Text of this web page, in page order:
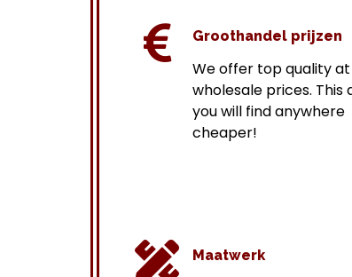
Groothandel prijzen
We offer top quality at
wholesale prices. This
you will find anywhere
cheaper!
Maatwerk